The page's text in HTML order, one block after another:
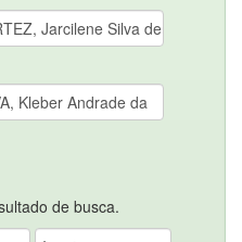
de busca.